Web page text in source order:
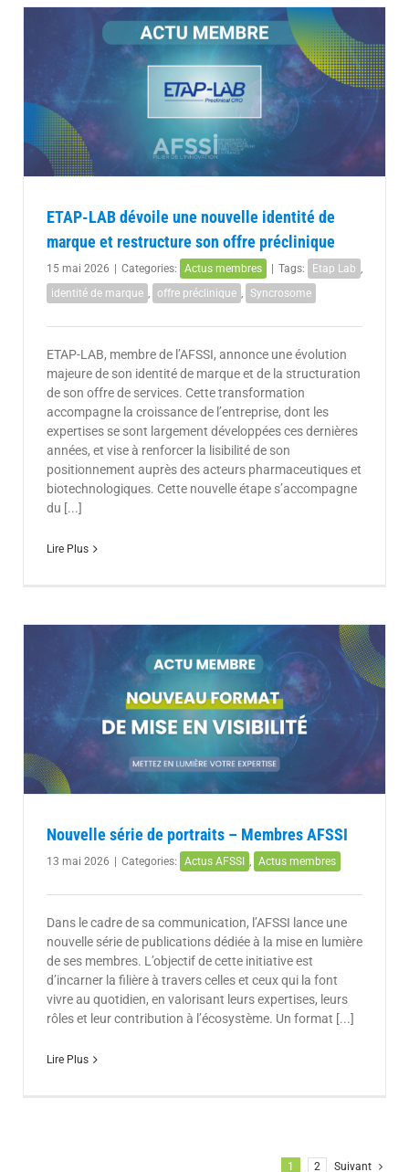
ETAP-LAB dévoile une nouvelle identité de
marque et restructure son offre préclinique
15 mai 2026 | Categories: Actus membres | Tags: Etap Lab
identité de marque
offre préclinique Syncrosome
ETAP-LAB, membre de l’AFSSI, annonce une évolution
majeure de son identité de marque et de la structuration
de son offre de services. Cette transformation
accompagne la croissance de l’entreprise, dont les
expertises se sont largement développées ces dernières
années, et vise à renforcer la lisibilité de son
positionnement auprès des acteurs pharmaceutiques et
biotechnologiques. Cette nouvelle étape s’accompagne
du [...]
Lire Plus
Nouvelle série de portraits – Membres AFSSI
13 mai 2026 | Categories: Actus AFSSI Actus membres
Dans le cadre de sa communication, l’AFSSI lance une
nouvelle série de publications dédiée à la mise en lumière
de ses membres. L’objectif de cette initiative est
d’incarner la filière à travers celles et ceux qui la font
vivre au quotidien, en valorisant leurs expertises, leurs
rôles et leur contribution à l’écosystème. Un format [...]
Lire Plus
1 2 Suivant